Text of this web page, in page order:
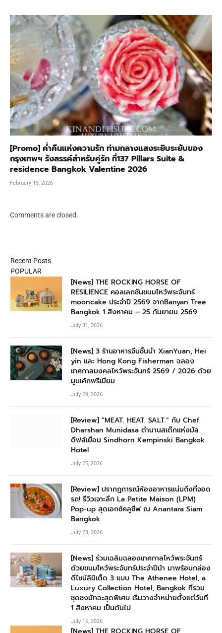
[Promo] ค่ำคืนแห่งความรัก ท่ามกลางแสงระยิบระยับของ
กรุงเทพฯ รังสรรค์สำหรับคู่รัก ที่137 Pillars Suite &
residence Bangkok Valentine 2026
February 13, 2026
Comments are closed.
Recent Posts
POPULAR
[News] THE ROCKING HORSE OF
RESILIENCE คอลเลกชันขนมไหว้พระจันทร์
mooncake ประจำปี 2569 จากBanyan Tree
Bangkok 1 สิงหาคม – 25 กันยายน 2569
July 31, 2026
[News] 3 ร้านอาหารจีนชั้นนำ XianYuan, Hei
yin และ Hong Kong Fisherman ฉลอง
เทศกาลมงคลไหว้พระจันทร์ 2569 / 2026 ด้วย
มูนเค้กพรีเมียม
July 29, 2026
[Review] “MEAT. HEAT. SALT.” กับ Chef
Dharshan Munidasa ตำนานสเต๊กแห่งมัล
ดีฟส์เยือน Sindhorn Kempinski Bangkok
Hotel
July 25, 2026
[Review] ปรากฏการณ์ห้องอาหารแน่นถึงที่จอด
รถ! รีวิวเจาะลึก La Petite Maison (LPM)
Pop-up สุดเอกซ์คลูซีฟ ณ Anantara Siam
Bangkok
July 23, 2026
[News] ร่วมเฉลิมฉลองเทศกาลไหว้พระจันทร์
ด้วยขนมไหว้พระจันทร์ประจำปีม้า มาพร้อมกล่อง
ดีไซน์ลิมิเต็ด 3 แบบ The Athenee Hotel, a
Luxury Collection Hotel, Bangkok ที่รวม
ชุดชงมัทฉะสุดพิเศษ เริ่มวางจำหน่ายตั้งแต่วันที่
1 สิงหาคม เป็นต้นไป
July 16, 2026